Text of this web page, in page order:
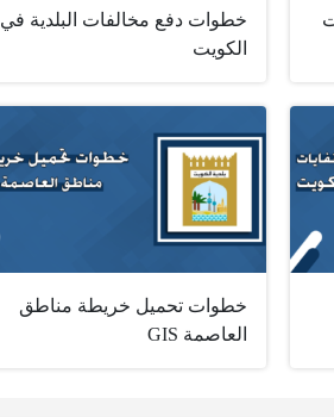
خطوات دفع مخالفات البلدية في
الكويت
خطوات تحميل خريطة مناطق
العاصمة GIS